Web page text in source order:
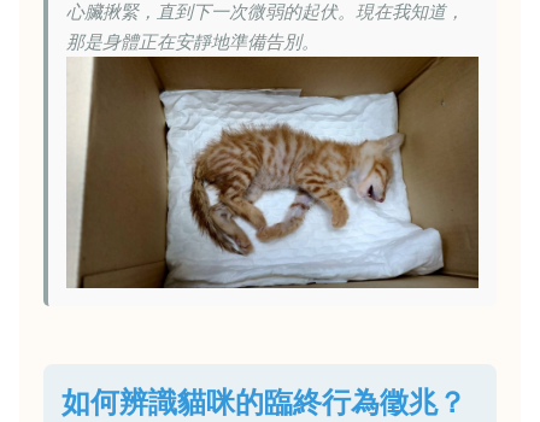
心臟揪緊，直到下一次微弱的起伏。現在我知道，
那是身體正在安靜地準備告別。
如何辨識貓咪的臨終行為徵兆？